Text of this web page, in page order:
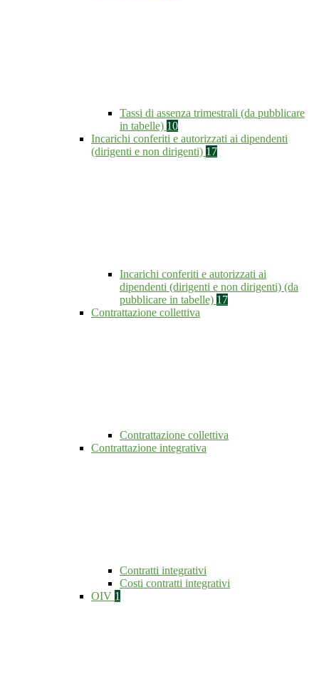
Tassi di assenza trimestrali (da pubblicare
in tabelle) 10
Incarichi conferiti e autorizzati ai dipendenti
(dirigenti e non dirigenti) 17
Incarichi conferiti e autorizzati ai
dipendenti (dirigenti e non dirigenti) (da
pubblicare in tabelle) 17
Contrattazione collettiva
Contrattazione collettiva
Contrattazione integrativa
Contratti integrativi
Costi contratti integrativi
OIV 1